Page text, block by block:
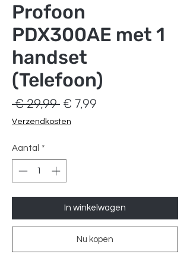
Profoon
PDX300AE met 1
handset
(Telefoon)
€ 29,99 Normale
prijs
€ 7,99
Verzendkosten
Aantal *
In winkelwagen
Nu kopen